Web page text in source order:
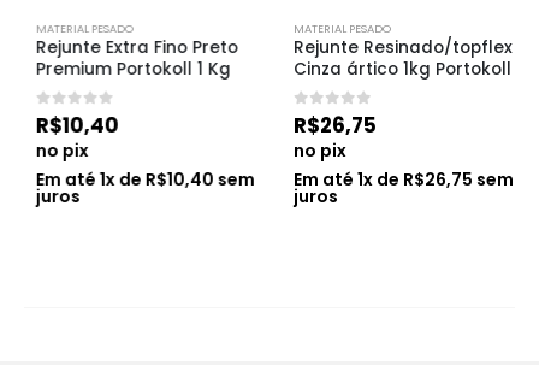
MATERIAL PESADO
Rejunte Extra Fino Preto
Premium Portokoll 1 Kg
de 5
R$10,40
no pix
Em até1x deR$10,40sem
juros
MATERIAL PESADO
Rejunte Resinado/topflex
Cinza ártico 1kg Portokoll
de 5
R$26,75
no pix
Em até1x deR$26,75sem
juros